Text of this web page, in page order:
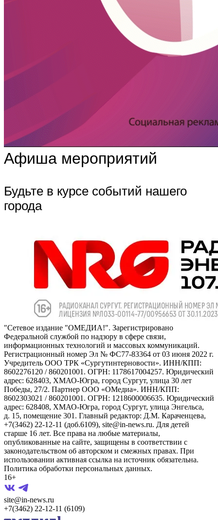
Афиша мероприятий
Будьте в курсе событий нашего
города
"Сетевое издание "ОМЕДИА!". Зарегистрировано
Федеральной службой по надзору в сфере связи,
информационных технологий и массовых коммуникаций.
Регистрационный номер Эл № ФС77-83364 от 03 июня 2022 г.
Учредитель ООО ТРК «Сургутинтерновости». ИНН/КПП:
8602276120 / 860201001. ОГРН: 1178617004257. Юридический
адрес: 628403, ХМАО-Югра, город Сургут, улица 30 лет
Победы, 27/2. Партнер ООО «ОМедиа». ИНН/КПП:
8602303021 / 860201001. ОГРН: 1218600006635. Юридический
адрес: 628408, ХМАО-Югра, город Сургут, улица Энгельса,
д. 15, помещение 301. Главный редактор: Д.М. Караченцева,
+7(3462) 22-12-11 (доб.6109), site@in-news.ru. Для детей
старше 16 лет. Все права на любые материалы,
опубликованные на сайте, защищены в соответствии с
законодательством об авторском и смежных правах. При
использовании активная ссылка на источник обязательна.
Политика обработки персональных данных.
16+
site@in-news.ru
+7(3462) 22-12-11 (6109)